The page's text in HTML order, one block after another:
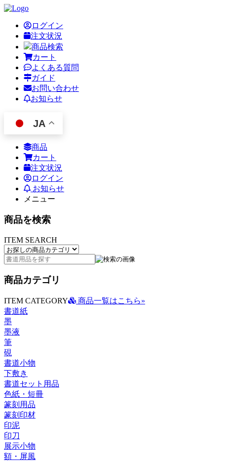
ログイン
注文状況
商品検索
カート
よくある質問
ガイド
お問い合わせ
お知らせ
JA
商品
カート
注文状況
ログイン
お知らせ
メニュー
商品を検索
ITEM SEARCH
商品カテゴリ
ITEM CATEGORY
商品一覧はこちら»
書道紙
墨
墨液
筆
硯
書道小物
下敷き
書道セット用品
色紙・短冊
篆刻用品
篆刻印材
印泥
印刀
展示小物
額・屏風